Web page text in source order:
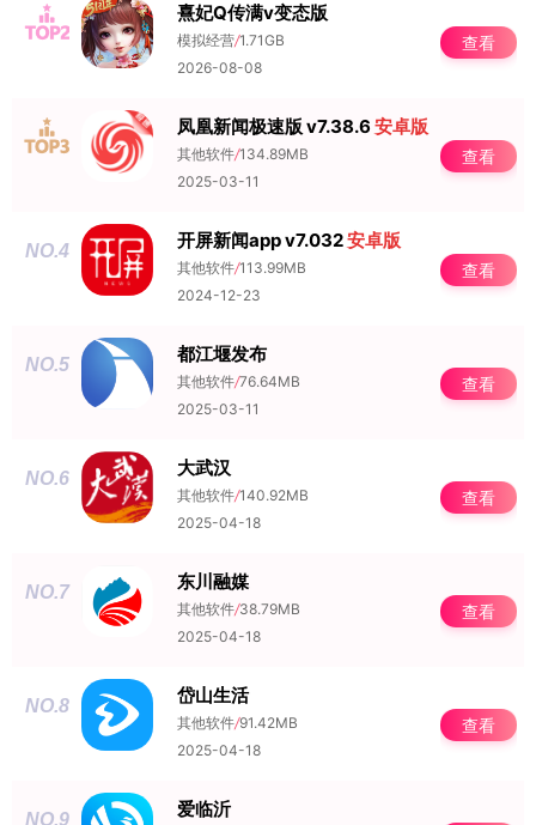
NO.2 熹妃Q传满v变态版
模拟经营/1.71GB
2026-08-08
查看
NO.3 凤凰新闻极速版 v7.38.6 安卓版
其他软件/134.89MB
2025-03-11
查看
NO.4 开屏新闻app v7.032安卓版
其他软件/113.99MB
2024-12-23
查看
NO.5 都江堰发布
其他软件/76.64MB
2025-03-11
查看
NO.6 大武汉
其他软件/140.92MB
2025-04-18
查看
NO.7 东川融媒
其他软件/38.79MB
2025-04-18
查看
NO.8 岱山生活
其他软件/91.42MB
2025-04-18
查看
NO.9 爱临沂